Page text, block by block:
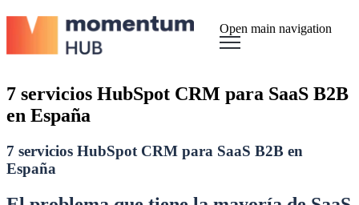
Open main navigation
7 servicios HubSpot CRM para SaaS B2B
en España
7 servicios HubSpot CRM para SaaS B2B en
España